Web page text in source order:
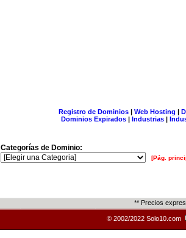
Registro de Dominios| Web Hosting |
Dominios Expirados | Industrias |
Categorías de Dominio:
[Pág.
** Precios
© 2002/2022 Solo10.com